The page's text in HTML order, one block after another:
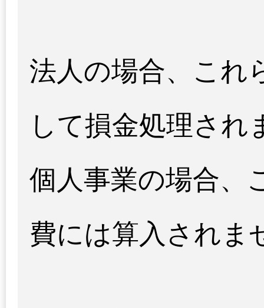
法人の場合、これ
して損金処理され
個人事業の場合、
費には算入されま